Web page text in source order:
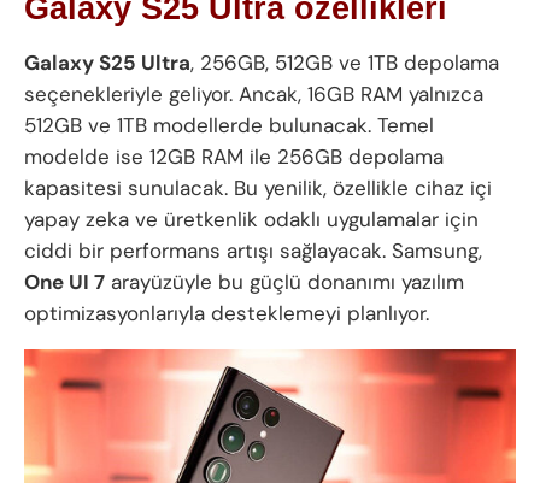
Galaxy S25 Ultra özellikleri
Galaxy S25 Ultra, 256GB, 512GB ve 1TB depolama
seçenekleriyle geliyor. Ancak, 16GB RAM yalnızca
512GB ve 1TB modellerde bulunacak. Temel
modelde ise 12GB RAM ile 256GB depolama
kapasitesi sunulacak. Bu yenilik, özellikle cihaz içi
yapay zeka ve üretkenlik odaklı uygulamalar için
ciddi bir performans artışı sağlayacak. Samsung,
One UI 7 arayüzüyle bu güçlü donanımı yazılım
optimizasyonlarıyla desteklemeyi planlıyor.